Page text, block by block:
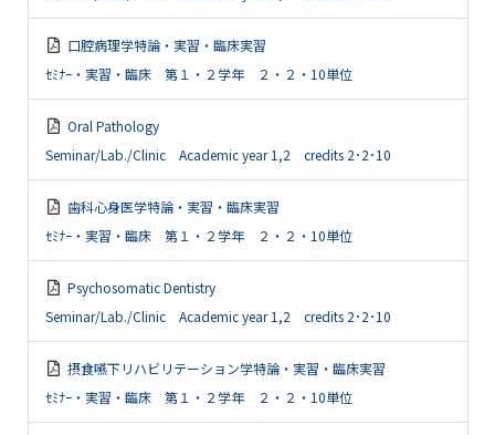
口腔病理学特論・実習・臨床実習
ｾﾐﾅｰ・実習・臨床 第１・２学年 ２・２・10単位
Oral Pathology
Seminar/Lab./Clinic Academic year 1,2 credits 2･2･10
歯科心身医学特論・実習・臨床実習
ｾﾐﾅｰ・実習・臨床 第１・２学年 ２・２・10単位
Psychosomatic Dentistry
Seminar/Lab./Clinic Academic year 1,2 credits 2･2･10
摂食嚥下リハビリテーション学特論・実習・臨床実習
ｾﾐﾅｰ・実習・臨床 第１・２学年 ２・２・10単位